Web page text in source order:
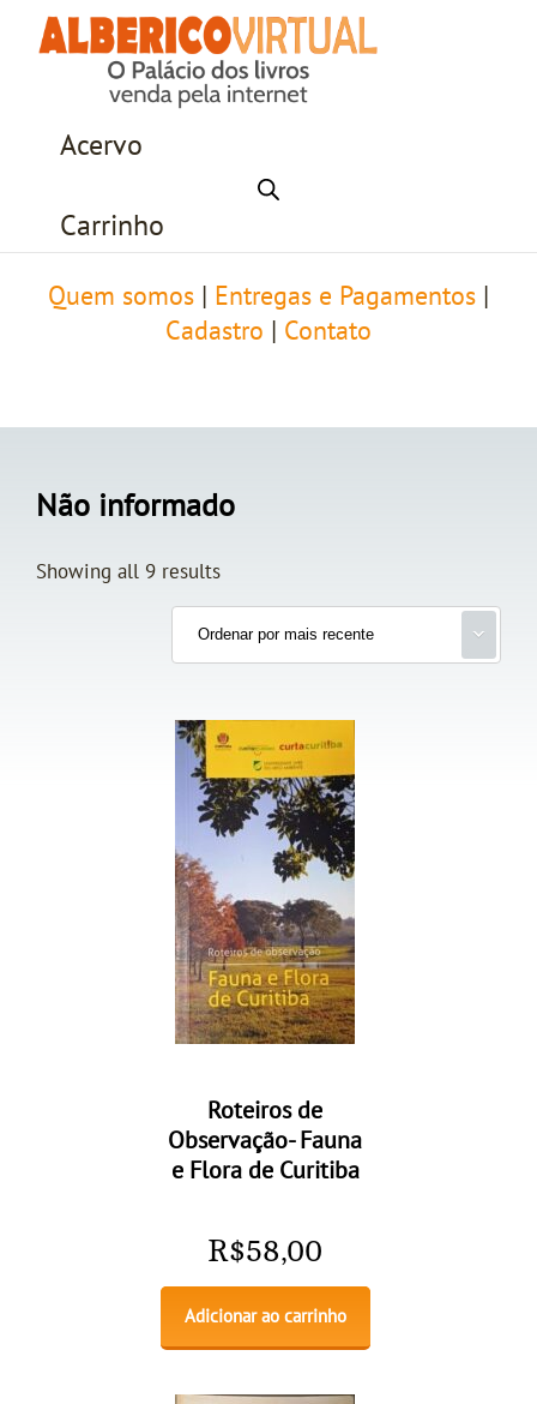
Acervo
Carrinho
Quem somos Entregas e Pagamentos
Cadastro
Contato
Não informado
Showing all 9 results
Roteiros de
Observação- Fauna
e Flora de Curitiba
R$58,00
Adicionar ao carrinho